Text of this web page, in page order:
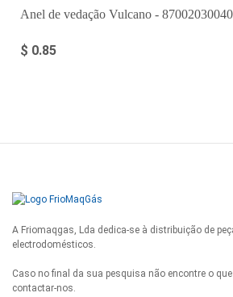
Anel de vedação Vulcano - 87002030040
$ 0.85
A Friomaqgas, Lda dedica-se à distribuição de
electrodomésticos.
Caso no final da sua pesquisa não encontre o
contactar-nos.